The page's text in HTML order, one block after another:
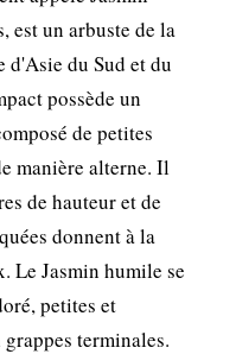
est un arbuste de la
du Sud et du
possède un
de petites
manière alterne. Il
de hauteur et de
donnent à la
Le Jasmin humile se
petites et
terminales.